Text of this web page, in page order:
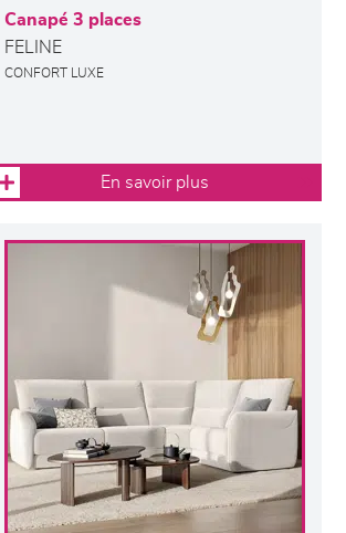
Canapé 3 places
FELINE
CONFORT LUXE
En savoir plus